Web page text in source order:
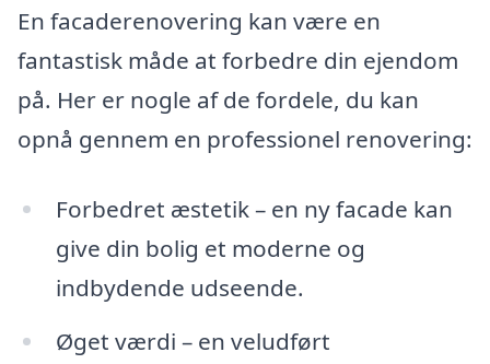
En facaderenovering kan være en
fantastisk måde at forbedre din ejendom
på. Her er nogle af de fordele, du kan
opnå gennem en professionel renovering:
Forbedret æstetik – en ny facade kan
give din bolig et moderne og
indbydende udseende.
Øget værdi – en veludført